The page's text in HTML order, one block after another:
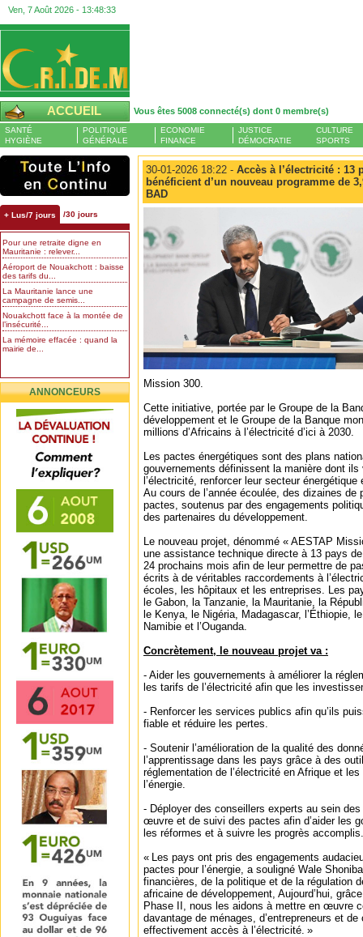
Ven, 7 Août 2026 - 13:48:34
ACCUEIL Vous êtes 5008 connecté(s) dont 0 membre(s)
SANTÉ
HYGIÈNE
POLITIQUE
GÉNÉRALE
ECONOMIE
FINANCE
JUSTICE
DÉMOCRATIE
CULTURE
SPORTS
+ Lus/7 jours /30 jours
Pour une retraite digne en
Mauritanie : relever...
Aéroport de Nouakchott : baisse
des tarifs du...
La Mauritanie lance une
campagne de semis...
Nouakchott face à la montée de
l’insécurité...
La mémoire effacée : quand la
mairie de...
ANNONCEURS
30-01-2026 18:22 - Accès à l’électricité : 13
bénéficient d’un nouveau programme de
BAD
Mission 300.
Cette initiative, portée par le Groupe de la
développement et le Groupe de la Banque
millions d’Africains à l’électricité d’ici à 2030.
Les pactes énergétiques sont des plans
gouvernements définissent la manière dont ils
l’électricité, renforcer leur secteur
Au cours de l’année écoulée, des dizaines
pactes, soutenus par des engagements
des partenaires du développement.
Le nouveau projet, dénommé « AESTAP
une assistance technique directe à 13 pays
24 prochains mois afin de leur permettre de
écrits à de véritables raccordements à
écoles, les hôpitaux et les entreprises. Les
le Gabon, la Tanzanie, la Mauritanie, la
le Kenya, le Nigéria, Madagascar, l’Éthiopie,
Namibie et l’Ouganda.
Concrètement, le nouveau projet va :
- Aider les gouvernements à améliorer la
les tarifs de l’électricité afin que les
- Renforcer les services publics afin qu’ils
fiable et réduire les pertes.
- Soutenir l’amélioration de la qualité des
l’apprentissage dans les pays grâce à des
réglementation de l’électricité en Afrique et
l’énergie.
- Déployer des conseillers experts au sein
œuvre et de suivi des pactes afin d’aider les
les réformes et à suivre les progrès accomplis.
« Les pays ont pris des engagements
pactes pour l’énergie, a souligné Wale
financières, de la politique et de la régulation
africaine de développement, Aujourd’hui,
Phase II, nous les aidons à mettre en œuvre
davantage de ménages, d’entrepreneurs et
effectivement accès à l’électricité. »